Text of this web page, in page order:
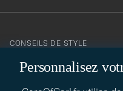
Personnalisez
CONSEILS DE STYLE
Besoin d'aide pour trouver